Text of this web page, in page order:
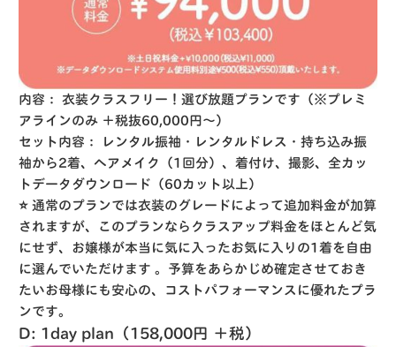
内容：
衣装クラスフリー！選び放題プランです（※プレミ
アラインのみ ＋税抜60,000円〜）
セット内容：
レンタル振袖・レンタルドレス・持ち込み振
袖から2着、ヘアメイク（1回分）、着付け、撮影、全カッ
トデータダウンロード（60カット以上）
⭐️ 通常のプランでは衣装のグレードによって追加料金が加算
されますが、このプランならクラスアップ料金をほとんど気
にせず、お嬢様が本当に気に入ったお気に入りの1着を自由
に選んでいただけます 。予算をあらかじめ確定させておき
たいお母様にも安心の、コストパフォーマンスに優れたプラ
ンです。
D: 1day plan（158,000円 ＋税）